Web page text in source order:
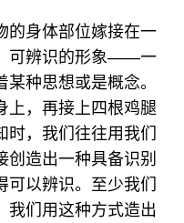
的身体部位嫁接在一
可辨识的形象——一
种思想或是概念。
上，再接上四根鸡腿
，我们往往用我们
创造出一种具备识别
以辨识。至少我们
我们用这种方式造出